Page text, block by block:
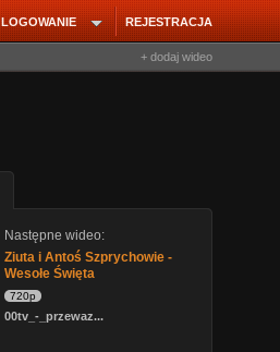
REJESTRACJA
LOGOWANIE
+ dodaj wideo
Następne wideo:
Ziuta i Antoś Szprychowie -
Wesołe Święta
720p
00tv_-_przewaz...